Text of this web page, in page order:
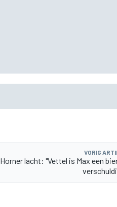
VORIG
Horner lacht: "Vettel is Max een